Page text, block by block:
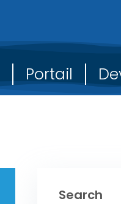
Portail
Search